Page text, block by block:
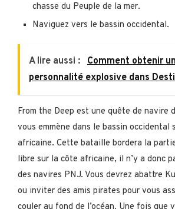
chasse du Peuple de la mer.
Naviguez vers le bassin occidental.
A lire aussi :
Comment obtenir
personnalité explosive dans
From the Deep est une quête de navire
vous emmène dans le bassin occidental
africaine. Cette bataille bordera la
libre sur la côte africaine, il n’y a donc
des navires PNJ. Vous devrez abattre
ou inviter des amis pirates pour vous